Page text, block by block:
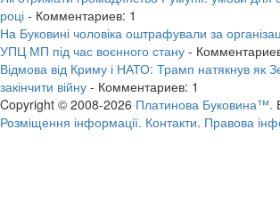
році - Комментариев: 1
На Буковині чоловіка оштрафували за
УПЦ МП під час воєнного стану -
Відмова від Криму і НАТО: Трамп натякнув як
закінчити війну - Комментариев: 1
Copyright © 2008-2026 Платинова Буковина™.
Розміщення інформації. Контакти. Правова